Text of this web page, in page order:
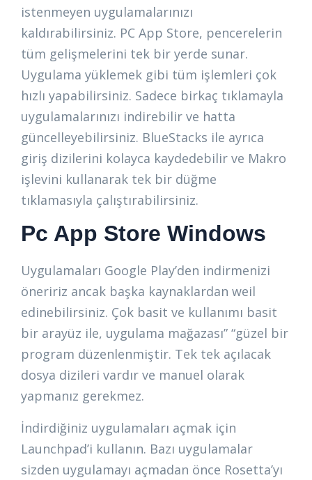
istenmeyen uygulamalarınızı
kaldırabilirsiniz. PC App Store, pencerelerin
tüm gelişmelerini tek bir yerde sunar.
Uygulama yüklemek gibi tüm işlemleri çok
hızlı yapabilirsiniz. Sadece birkaç tıklamayla
uygulamalarınızı indirebilir ve hatta
güncelleyebilirsiniz. BlueStacks ile ayrıca
giriş dizilerini kolayca kaydedebilir ve Makro
işlevini kullanarak tek bir düğme
tıklamasıyla çalıştırabilirsiniz.
Pc App Store Windows
Uygulamaları Google Play’den indirmenizi
öneririz ancak başka kaynaklardan weil
edinebilirsiniz. Çok basit ve kullanımı basit
bir arayüz ile, uygulama mağazası” “güzel bir
program düzenlenmiştir. Tek tek açılacak
dosya dizileri vardır ve manuel olarak
yapmanız gerekmez.
İndirdiğiniz uygulamaları açmak için
Launchpad’i kullanın. Bazı uygulamalar
sizden uygulamayı açmadan önce Rosetta’yı